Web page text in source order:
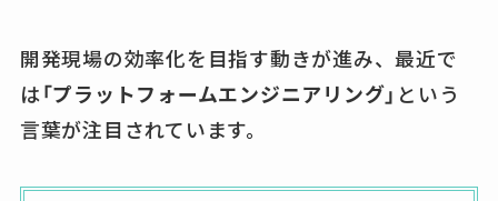
開発現場の効率化を目指す動きが進み、最近で
は「プラットフォームエンジニアリング」 という
言葉が注目されています。